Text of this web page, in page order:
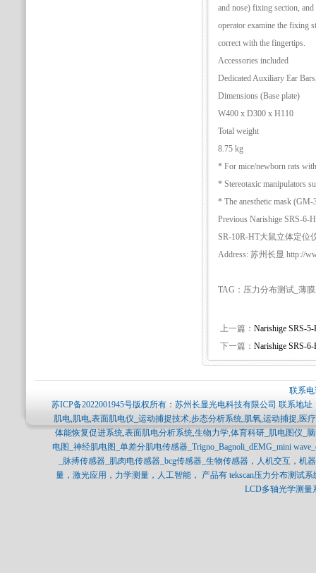
and nose) fixing section,
operator examine the fixing
correct with the fingertips.
Accessories included
Dedicated Auxiliary Ear
Dimensions (Base plate)
W400 x D300 x H110
Total weight
8.75 kg
* For mice/newborn rats
* Stereotaxic manipulators
* The anesthetic mask (GM-
Previous Narishige SRS-
SR-10R-HT大鼠立体定位
Address: 苏州长显 http://
TAG：压力分布测试_薄
上一篇： Narishige SRS-
下一篇： Narishige SRS-
联系
苏ICP备2022001945号版权所有：苏州长显光电科技有限公司 联系地
肌电,肌电,表面肌电仪_运动捕捉技术,步态分析系统,肌氧,运动捕捉,医
体能恢复促进系统,表面肌电分析系统,生物力学,体育科研_肌电图仪_
电图_神经肌电图_单差分肌电传感器_Trigno_Bagnoli_dEMG_mini
_脉搏传感器_肌肉电传感器_bcg传感器_生物传感器，人机交互，
量，激光应用，力学测量，人工智能， 产品有 tekscan压力分布测试
LCD多轴光学测量